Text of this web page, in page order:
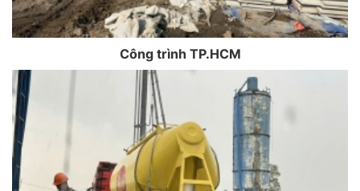
Công trình TP.HCM